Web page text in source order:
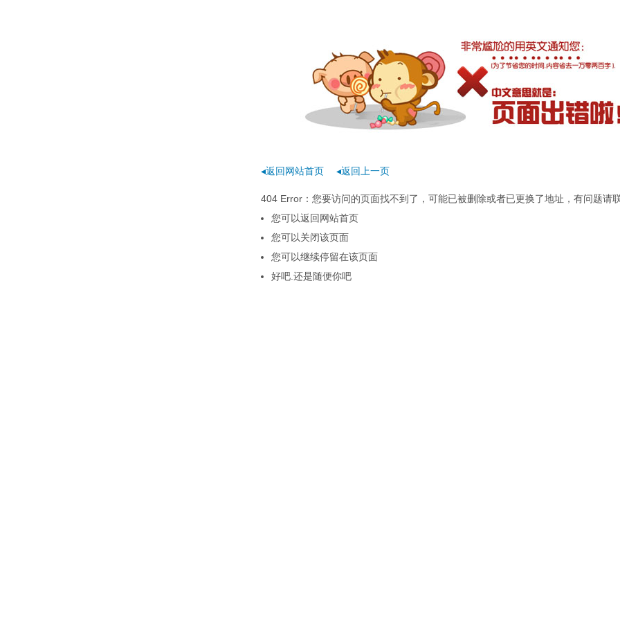
◂返回网站首页 ◂返回上一页
404 Error：您要访问的页面找不到了，可能已被删除或者已更换了地址，有问题请
您可以返回网站首页
您可以关闭该页面
您可以继续停留在该页面
好吧.还是随便你吧